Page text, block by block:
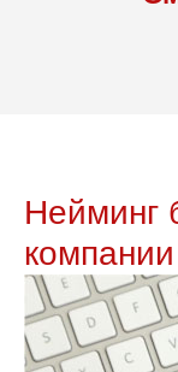
Нейминг
компании